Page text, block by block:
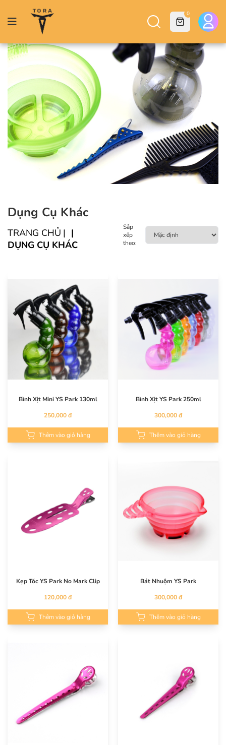
0
Dụng Cụ Khác
TRANG CHỦ
DỤNG CỤ KHÁC
Sắp
xếp
theo:
Bình Xịt Mini YS Park 130ml
250,000 đ
Thêm vào giỏ hàng
Bình Xịt YS Park 250ml
300,000 đ
Thêm vào giỏ hàng
Kẹp Tóc YS Park No Mark Clip
120,000 đ
Thêm vào giỏ hàng
Bát Nhuộm YS Park
300,000 đ
Thêm vào giỏ hàng